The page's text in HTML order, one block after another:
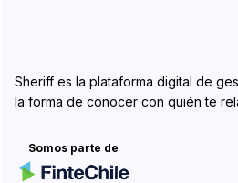
Sheriff es la plataforma digital de
la forma de conocer con quién te
Somos parte de